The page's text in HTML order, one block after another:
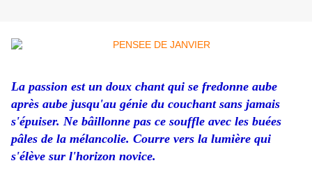
La passion est un doux chant qui se fredonne aube
après aube jusqu'au génie du couchant sans jamais
s'épuiser. Ne bâillonne pas ce souffle avec les buées
pâles de la mélancolie. Courre vers la lumière qui
s'élève sur l'horizon novice.